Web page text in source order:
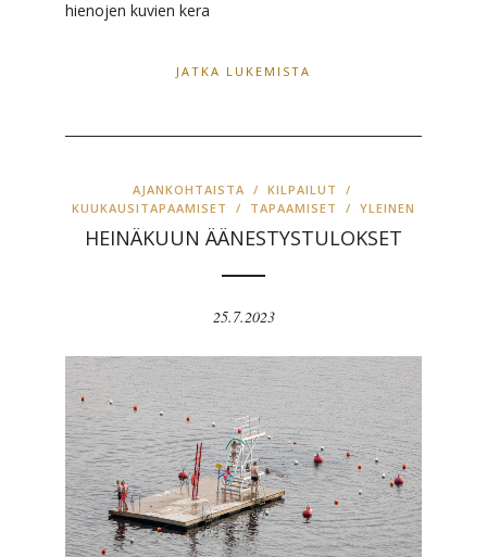
hienojen kuvien kera
JATKA LUKEMISTA
AJANKOHTAISTA / KILPAILUT /
KUUKAUSITAPAAMISET
/ TAPAAMISET / YLEINEN
HEINÄKUUN ÄÄNESTYSTULOKSET
25.7.2023